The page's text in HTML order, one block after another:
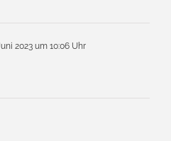
2023 um 10:06 Uhr